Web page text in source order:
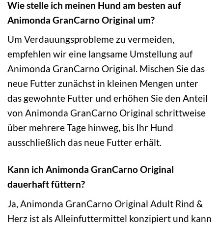
Wie stelle ich meinen Hund am besten auf
Animonda GranCarno Original um?
Um Verdauungsprobleme zu vermeiden,
empfehlen wir eine langsame Umstellung auf
Animonda GranCarno Original. Mischen Sie das
neue Futter zunächst in kleinen Mengen unter
das gewohnte Futter und erhöhen Sie den Anteil
von Animonda GranCarno Original schrittweise
über mehrere Tage hinweg, bis Ihr Hund
ausschließlich das neue Futter erhält.
Kann ich Animonda GranCarno Original
dauerhaft füttern?
Ja, Animonda GranCarno Original Adult Rind &
Herz ist als Alleinfuttermittel konzipiert und kann